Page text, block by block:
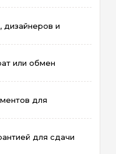
дизайнеров и
или обмен
для
для сдачи